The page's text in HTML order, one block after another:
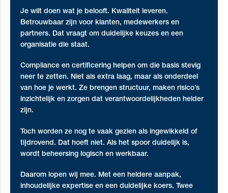
Je wilt doen wat je belooft. Kwaliteit leveren.
Betrouwbaar zijn voor klanten, medewerkers en
partners. Dat vraagt om duidelijke keuzes en een
organisatie die staat.
Compliance en certificering helpen om die basis stevig
neer te zetten. Niet als extra laag, maar als onderdeel
van hoe je werkt. Ze brengen structuur, maken risico’s
inzichtelijk en zorgen dat verantwoordelijkheden helder
zijn.
Toch worden ze nog te vaak gezien als ingewikkeld of
tijdrovend. Dat hoeft niet. Als het spoor duidelijk is,
wordt beheersing logisch en werkbaar.
Daarom lopen wij mee. Met een heldere aanpak,
inhoudelijke expertise en een duidelijke koers. Twee